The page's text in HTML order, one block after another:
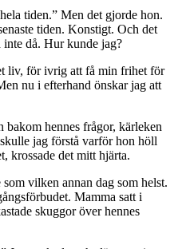
tiden.” Men det gjorde hon.
tiden. Konstigt. Och det
då. Hur kunde jag?
liv, för ivrig att få min frihet för
nu i efterhand önskar jag att
bakom hennes frågor, kärleken
jag förstå varför hon höll
krossade det mitt hjärta.
vilken annan dag som helst.
Mamma satt i
skuggor över hennes